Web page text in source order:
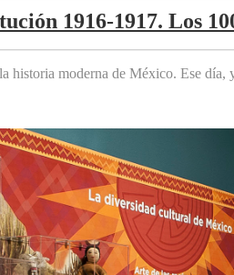
1916-1917. Los
historia moderna de México. Ese